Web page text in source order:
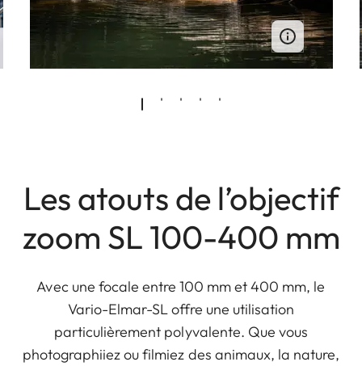
Les atouts de l’objectif
zoom SL 100-400 mm
Avec une focale entre 100 mm et 400 mm, le
Vario-Elmar-SL offre une utilisation
particulièrement polyvalente. Que vous
photographiiez ou filmiez des animaux, la nature,